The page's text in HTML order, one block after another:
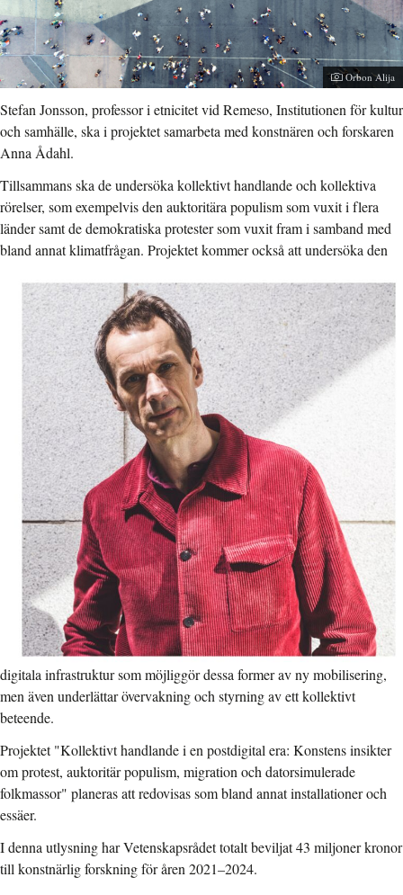
Fotograf:
Orbon Alija
Stefan Jonsson, professor i etnicitet vid Remeso, Institutionen för kultur
och samhälle, ska i projektet samarbeta med konstnären och forskaren
Anna Ådahl.
Tillsammans ska de undersöka kollektivt handlande och kollektiva
rörelser, som exempelvis den auktoritära populism som vuxit i flera
länder samt de demokratiska protester som vuxit fram i samband med
bland annat klimatfrågan. Projektet kommer också att undersöka den
digitala infrastruktur som möjliggör dessa former av ny mobilisering,
men även underlättar övervakning och styrning av ett kollektivt
beteende.
Projektet "Kollektivt handlande i en postdigital era: Konstens insikter
om protest, auktoritär populism, migration och datorsimulerade
folkmassor" planeras att redovisas som bland annat installationer och
essäer.
I denna utlysning har Vetenskapsrådet totalt beviljat 43 miljoner kronor
till konstnärlig forskning för åren 2021–2024.